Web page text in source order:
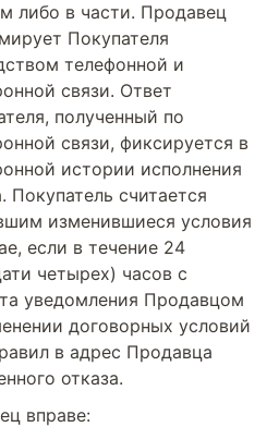
либо в части. Продавец
Покупателя
телефонной и
связи. Ответ
полученный по
связи, фиксируется в
истории исполнения
Покупатель считается
изменившиеся условия
если в течение 24
четырех) часов с
уведомления Продавцом
договорных условий
в адрес Продавца
отказа.
вправе: